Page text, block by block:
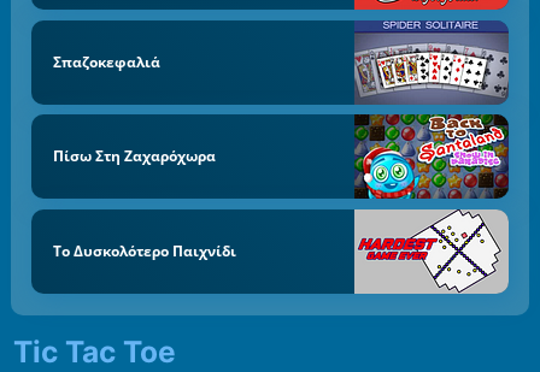
Σπαζοκεφαλιά
Πίσω Στη Ζαχαρόχωρα
Το Δυσκολότερο Παιχνίδι
Tic Tac Toe